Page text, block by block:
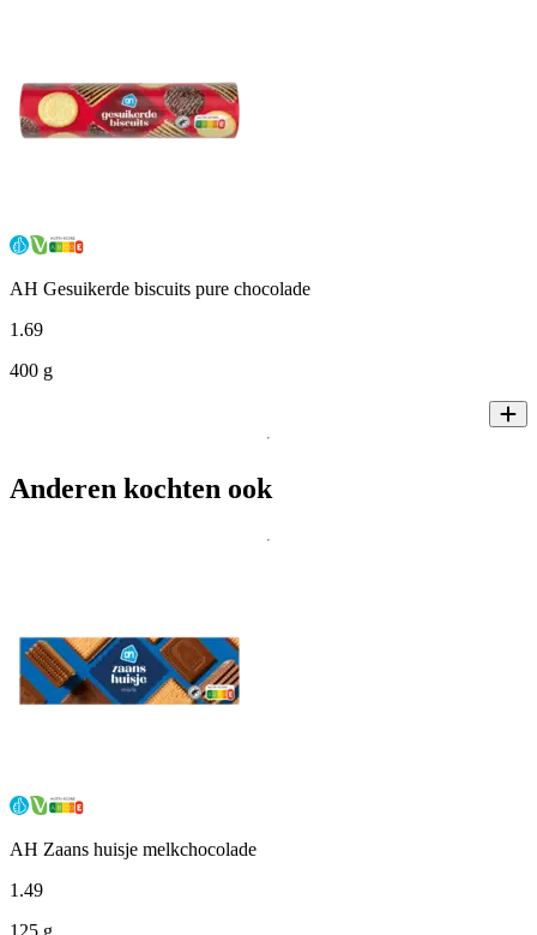
AH Gesuikerde biscuits pure chocolade
1 .69
400 g
Anderen kochten ook
AH Zaans huisje melkchocolade
1 .49